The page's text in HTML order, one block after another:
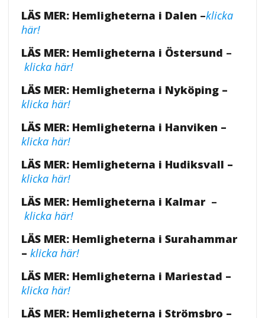
LÄS MER: Hemligheterna i Dalen –klicka
här!
LÄS MER: Hemligheterna i Östersund –
klicka här!
LÄS MER: Hemligheterna i Nyköping –
klicka här!
LÄS MER: Hemligheterna i Hanviken –
klicka här!
LÄS MER: Hemligheterna i Hudiksvall –
klicka här!
LÄS MER: Hemligheterna i Kalmar –
klicka här!
LÄS MER: Hemligheterna i Surahammar
– klicka här!
LÄS MER: Hemligheterna i Mariestad –
klicka här!
LÄS MER: Hemligheterna i Strömsbro –